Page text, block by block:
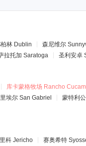
林 Dublin 森尼维尔
拉托加 Saratoga 圣利安卓
库卡蒙格牧场 Rancho
埃尔 San Gabriel 蒙特利
科 Jericho 赛奥希特